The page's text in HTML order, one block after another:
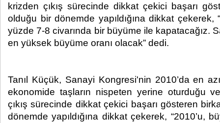
krizden çıkış sürecinde dikkat çekici başarı
olduğu bir dönemde yapıldığına dikkat çekerek,
yüzde 7-8 civarında bir büyüme ile kapatacağız.
en yüksek büyüme oranı olacak” dedi.
Tanıl Küçük, Sanayi Kongresi'nin 2010’da en
ekonomide taşların nispeten yerine oturduğu
çıkış sürecinde dikkat çekici başarı gösteren
dönemde yapıldığına dikkat çekerek, “2010’u,